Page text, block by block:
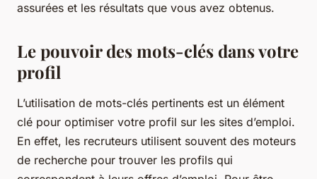
assurées et les résultats que vous avez obtenus.
Le pouvoir des mots-clés dans votre
profil
L’utilisation de mots-clés pertinents est un élément
clé pour optimiser votre profil sur les sites d’emploi.
En effet, les recruteurs utilisent souvent des moteurs
de recherche pour trouver les profils qui